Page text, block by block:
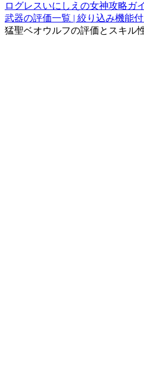
ログレスいにしえの女神攻略ガ
武器の評価一覧 | 絞り込み機能付
猛聖ベオウルフの評価とスキル